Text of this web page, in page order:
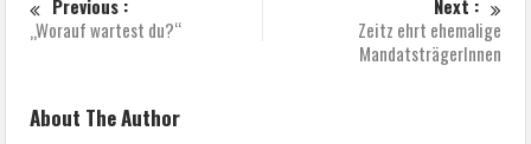
Previous :
„Worauf wartest du?“
Next :
Zeitz ehrt ehemalige
MandatsträgerInnen
About The Author